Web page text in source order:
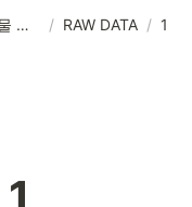
사용자 테스트 결과물 예시 / RAW DATA / 1